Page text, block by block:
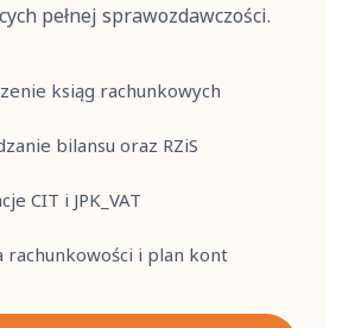
pełnej sprawozdawczości.
ksiąg rachunkowych
bilansu oraz RZiS
CIT i JPK_VAT
rachunkowości i plan kont